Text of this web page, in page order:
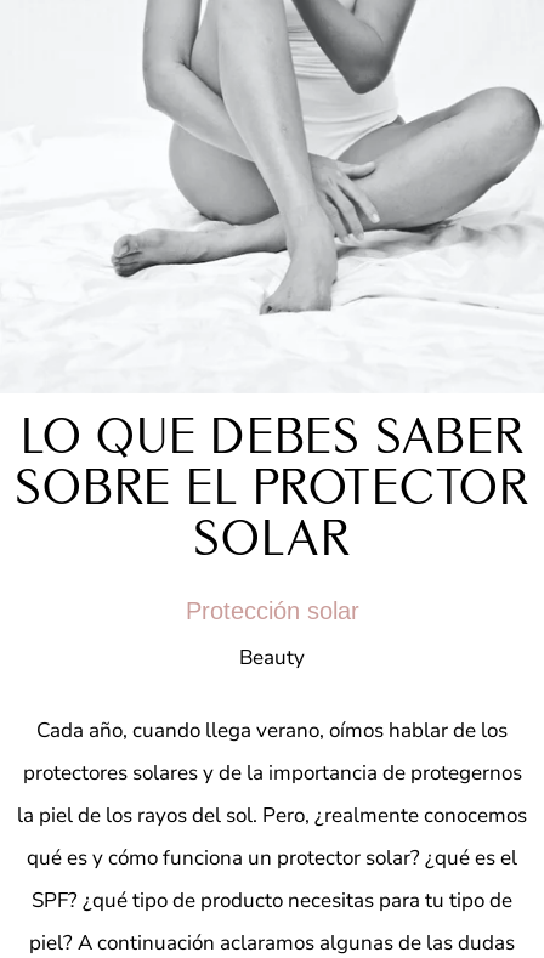
LO QUE DEBES SABER
SOBRE EL PROTECTOR
SOLAR
Protección solar
Beauty
Cada año, cuando llega verano, oímos hablar de los
protectores solares y de la importancia de protegernos
la piel de los rayos del sol. Pero, ¿realmente conocemos
qué es y cómo funciona un protector solar? ¿qué es el
SPF? ¿qué tipo de producto necesitas para tu tipo de
piel? A continuación aclaramos algunas de las dudas